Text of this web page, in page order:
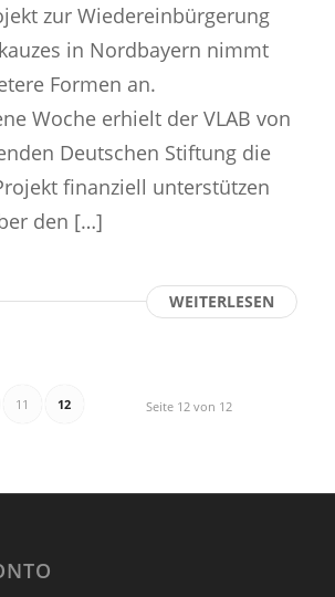
zur Wiedereinbürgerung
in Nordbayern nimmt
Formen an.
Woche erhielt der VLAB von
Deutschen Stiftung die
finanziell unterstützen
den […]
WEITERLESEN
Seite 12 von 12
11 12